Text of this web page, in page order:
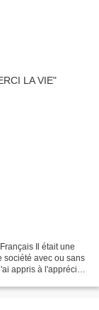
Il était une
société avec ou sans
appris à l'apprécier